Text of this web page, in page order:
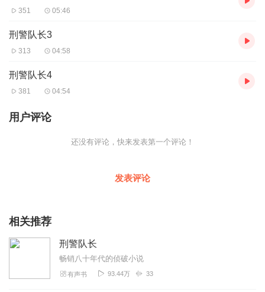
351 05:46
刑警队长3
313 04:58
刑警队长4
381 04:54
用户评论
还没有评论，快来发表第一个评论！
发表评论
相关推荐
刑警队长
畅销八十年代的侦破小说
有声书 93.44万 33